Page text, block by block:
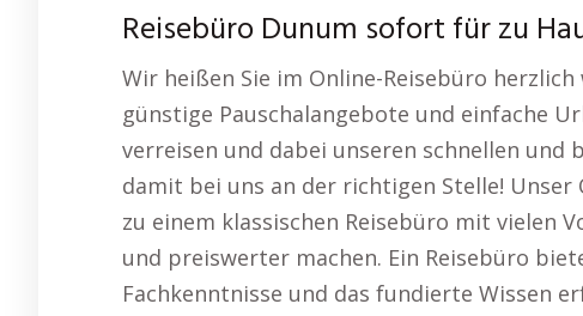
Reisebüro Dunum sofort für zu
Wir heißen Sie im Online-Reisebüro
günstige Pauschalangebote und einfache
verreisen und dabei unseren schnellen und
damit bei uns an der richtigen Stelle!
zu einem klassischen Reisebüro mit vielen
und preiswerter machen. Ein Reisebüro
Fachkenntnisse und das fundierte Wissen